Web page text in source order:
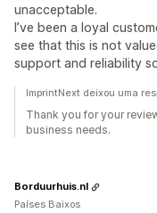
unacceptable.
I’ve been a loyal
see that this is not
support and reliability
ImprintNext deixou uma
Thank you for your
business needs.
Borduurhuis.nl
Países Baixos